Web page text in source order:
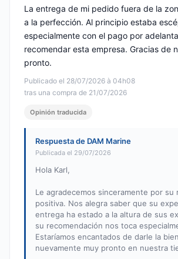
Publicado el 28/07/2026 à 04h08
tras una compra de 21/07/2026
La entrega de mi pedido fuera de la
a la perfección. Al principio estaba
especialmente con el pago por
recomendar esta empresa. Gracias de
pronto.
Opinión traducida
Respuesta de DAM Marine
Publicada el 29/07/2026
Hola Karl,
Le agradecemos sinceramente por su
positiva. Nos alegra saber que su
entrega ha estado a la altura de sus
su recomendación nos toca
Estaríamos encantados de darle la
nuevamente muy pronto en nuestra